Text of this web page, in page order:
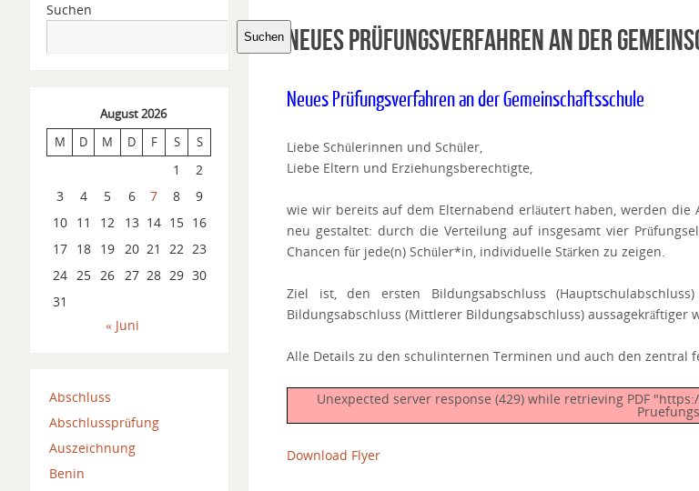
Neues Prüfungsverfahren an der
Neues Prüfungsverfahren an der Gemeinschaftsschule
Liebe Schülerinnen und Schüler,
Liebe Eltern und Erziehungsberechtigte,
wie wir bereits auf dem Elternabend erläutert haben, werden die
neu gestaltet: durch die Verteilung auf insgesamt vier
Chancen für jede(n) Schüler*in, individuelle Stärken zu zeigen.
Ziel ist, den ersten Bildungsabschluss
Bildungsabschluss (Mittlerer Bildungsabschluss)
Alle Details zu den schulinternen Terminen und auch den zentral
Unexpected server response (429) while retrieving PDF
Download Flyer
Suchen
Suchen
August 2026
M
D M D F S S
1
2
3
4 5 6 7 8
9
10 11 12 13 14 15 16
17 18 19 20 21 22 23
24 25 26 27 28 29 30
31
« Juni
Abschluss
Abschlussprüfung
Auszeichnung
Benin